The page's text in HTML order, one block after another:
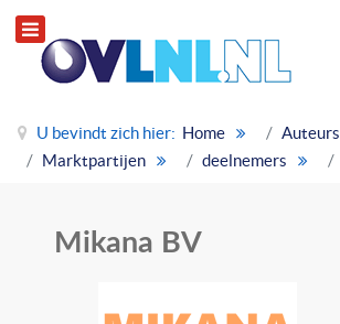
U bevindt zich hier: Home
Auteurs
Marktpartijen
deelnemers
Mikana BV